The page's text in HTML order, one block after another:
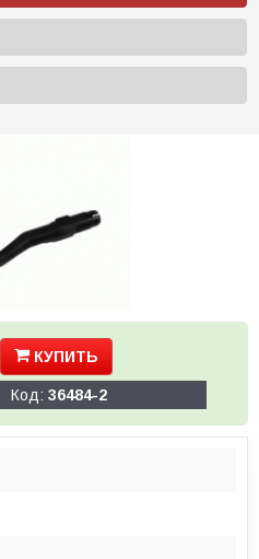
КУПИТЬ
Код: 36484-2